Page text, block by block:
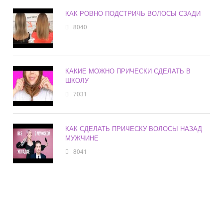
КАК РОВНО ПОДСТРИЧЬ ВОЛОСЫ СЗАДИ
8040
КАКИЕ МОЖНО ПРИЧЕСКИ СДЕЛАТЬ В
ШКОЛУ
7031
КАК СДЕЛАТЬ ПРИЧЕСКУ ВОЛОСЫ НАЗАД
МУЖЧИНЕ
8041